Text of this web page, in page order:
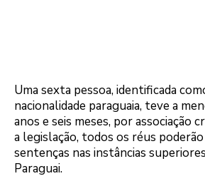
Uma sexta pessoa, identificada
nacionalidade paraguaia, teve a
anos e seis meses, por associação
a legislação, todos os réus
sentenças nas instâncias
Paraguai.